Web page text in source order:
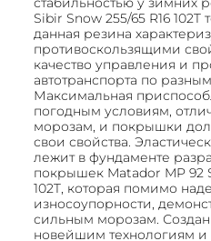
Sibir Snow 255/65 R16 102T
данная резина
противоскользящими
качество управления и
автотранспорта по
Максимальная
погодным условиям,
морозам, и покрышки
свои свойства.
лежит в фундаменте
покрышек Matador MP 92
102T, которая помимо
износоупорности,
сильным морозам.
новейшим технологиям и